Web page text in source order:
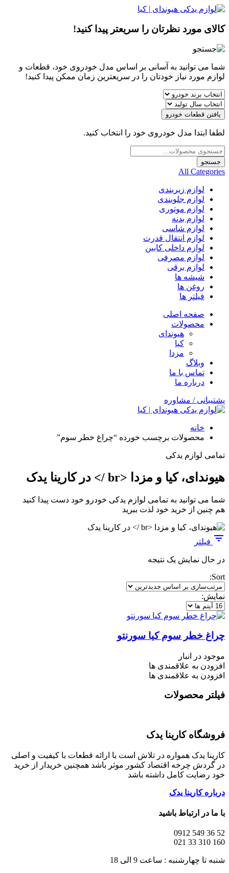
کالای مورد نظرتان را سریعتر پیدا کنید!
شما می توانید به آسانی بر اساس مدل خودروی خود، قطعات و
لوازم مورد نیاز خودتان را در سریعترین زمان ممکن پیدا کنید!
یافتن قطعات خودرو
لطفا ابتدا مدل خودروی خود را انتخاب کنید.
Products
search
جستجو
All Categories
لوازم زیربندی
لوازم جلوبندی
لوازم موتوری
لوازم بدنه
لوازم شاسی
لوازم انتقال قدرت
لوازم داخلی کابین
لوازم مصرفی
لوازم برقی
شیشه ها
روغن ها
فیلتر ها
صفحه اصلی
محصولات
هیوندای
کیا
مزدا
وبلاگ
تماس با ما
درباره ما
پشتیبانی / مشاوره
خانه
محصولات برچسب خورده “چراغ خطر سوم”
تمامی لوازم یدکی
هیوندای، کیا و مزدا <br /> در کارینا یدک
شما می توانید به تمامی لوازم یدکی خودرو خود دست پیدا کنید
هم چنین از خرید خود لذت ببرید
فیلتر
در حال نمایش یک نتیجه
Sort:
نمایش:
چراغ خطر سوم کیا سورنتو
موجود در انبار
افزودن به علاقمندی ها
افزودن به علاقمندی ها
فیلتر محصولات
فروشگاه کارینا یدک
کارینا یدک همواره در تلاش است با ارائه قطعات با کیفیت و اصلی
در گردش چرخه اقتصاد کشور موثر باشد همچنین خریدار از خرید
خود رضایت کامل داشته باشد
درباره کارینا یدک
با ما در ارتباط باشید
52 36 549 0912
160 310 33 021
شنبه تا چهارشنبه : ساعت 9 الی 18